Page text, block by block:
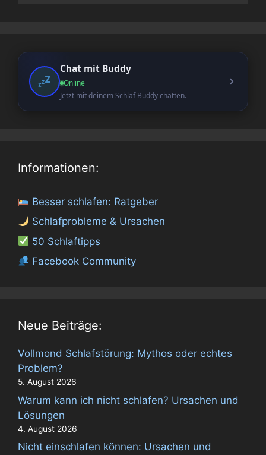
Chat mit Buddy
Online
Jetzt mit deinem Schlaf Buddy chatten.
Informationen:
Besser schlafen: Ratgeber
Schlafprobleme & Ursachen
50 Schlaftipps
Facebook Community
Neue Beiträge:
Vollmond Schlafstörung: Mythos oder echtes
Problem?
5. August 2026
Warum kann ich nicht schlafen? Ursachen und
Lösungen
4. August 2026
Nicht einschlafen können: Ursachen und